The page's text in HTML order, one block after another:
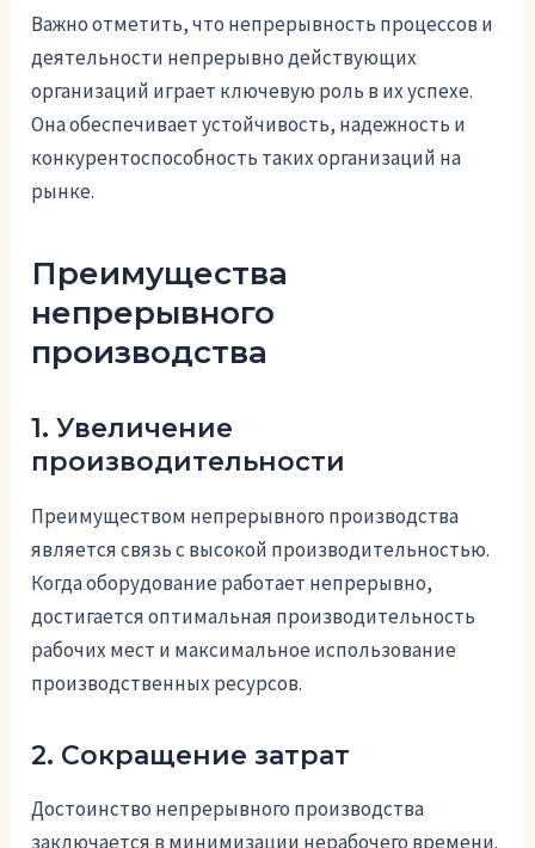
Важно отметить, что непрерывность процессов и
деятельности непрерывно действующих
организаций играет ключевую роль в их успехе.
Она обеспечивает устойчивость, надежность и
конкурентоспособность таких организаций на
рынке.
Преимущества
непрерывного
производства
1. Увеличение
производительности
Преимуществом непрерывного производства
является связь с высокой производительностью.
Когда оборудование работает непрерывно,
достигается оптимальная производительность
рабочих мест и максимальное использование
производственных ресурсов.
2. Сокращение затрат
Достоинство непрерывного производства
заключается в минимизации нерабочего времени.